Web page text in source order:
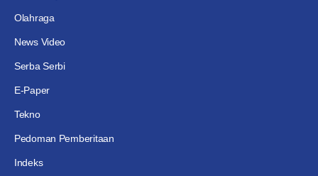
Olahraga
News Video
Serba Serbi
E-Paper
Tekno
Pedoman Pemberitaan
Indeks